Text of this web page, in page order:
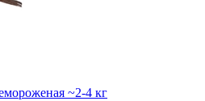
~2-4 кг